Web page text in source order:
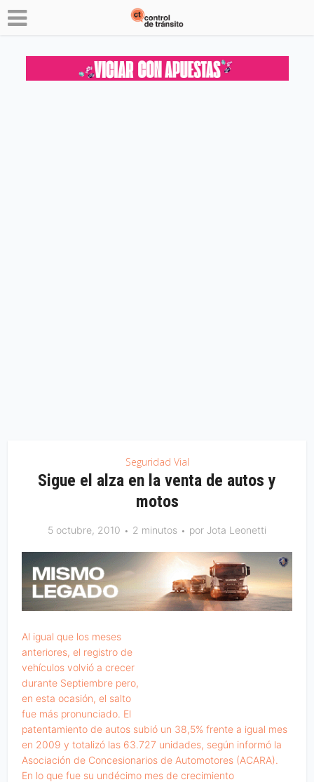
Seguridad Vial
Sigue el alza en la venta de autos y
motos
5 octubre, 2010 2 minutos por Jota Leonetti
Al igual que los meses
anteriores, el registro de
vehículos volvió a crecer
durante Septiembre pero,
en esta ocasión, el salto
fue más pronunciado. El
patentamiento de autos subió un 38,5% frente a igual mes
en 2009 y totalizó las 63.727 unidades, según informó la
Asociación de Concesionarios de Automotores (ACARA).
En lo que fue su undécimo mes de crecimiento